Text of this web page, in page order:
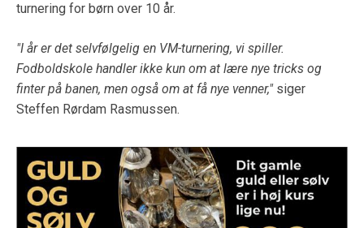
turnering for børn over 10 år.
"I år er det selvfølgelig en VM-turnering, vi spiller.
Fodboldskole handler ikke kun om at lære nye tricks og
finter på banen, men også om at få nye venner,"siger
Steffen Rørdam Rasmussen.